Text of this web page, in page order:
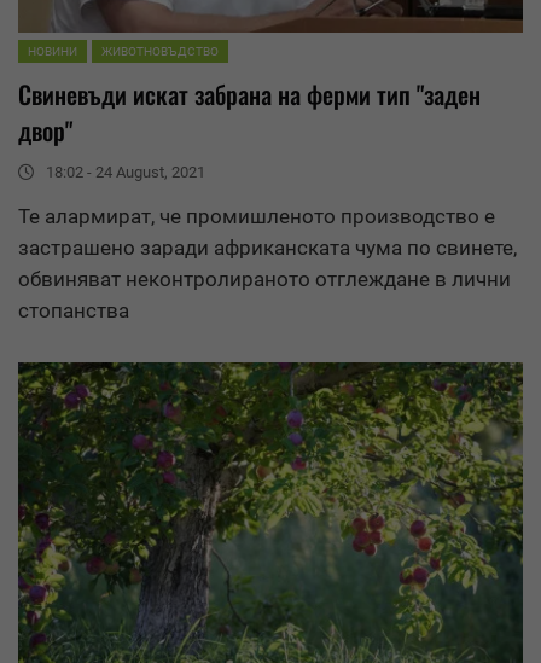
НОВИНИ ЖИВОТНОВЪДСТВО
Свиневъди искат забрана на ферми тип "заден
двор"
18:02 - 24 August, 2021
Те алармират, че промишленото производство е
застрашено заради африканската чума по свинете,
обвиняват неконтролираното отглеждане в лични
стопанства